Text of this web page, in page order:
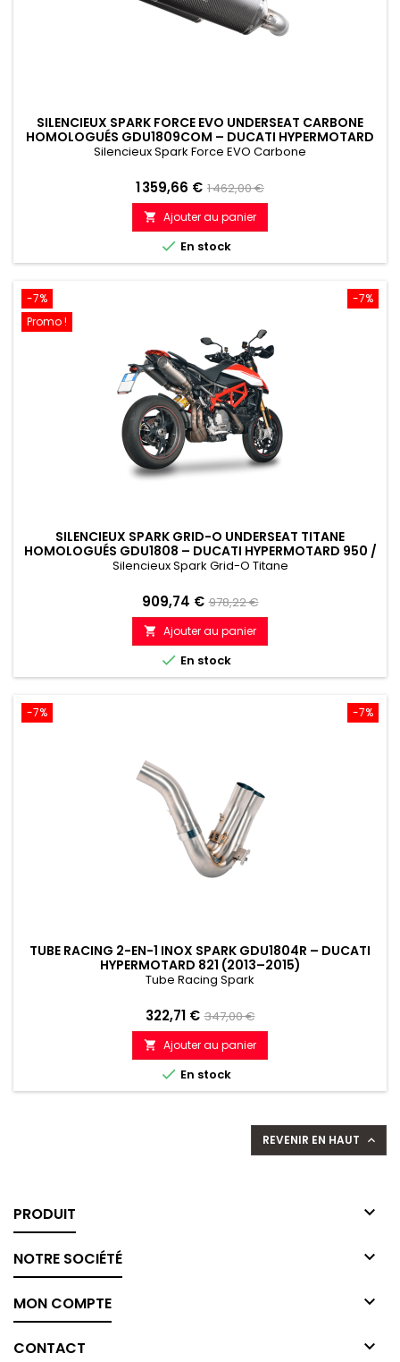
SILENCIEUX SPARK FORCE EVO UNDERSEAT CARBONE
HOMOLOGUÉS GDU1809COM – DUCATI HYPERMOTARD
698 MONO (2024–2025)
Silencieux Spark Force EVO Carbone
Prix
1 359,66 € Prix
de
référence
1 462,00 €
 Ajouter au panier
 En stock
-7%
-7%
Promo !
SILENCIEUX SPARK GRID-O UNDERSEAT TITANE
HOMOLOGUÉS GDU1808 – DUCATI HYPERMOTARD 950 /
SP (2019–2024)
Silencieux Spark Grid-O Titane
Prix
909,74 € Prix
de
référence
978,22 €
 Ajouter au panier
 En stock
-7%
-7%
TUBE RACING 2-EN-1 INOX SPARK GDU1804R – DUCATI
HYPERMOTARD 821 (2013–2015)
Tube Racing Spark
Prix
322,71 € Prix
de
référence
347,00 €
 Ajouter au panier
 En stock
REVENIR EN HAUT 
PRODUIT 
NOTRE SOCIÉTÉ 
MON COMPTE 
CONTACT 